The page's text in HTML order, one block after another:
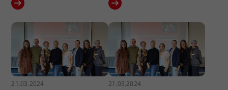
21.03.2024 21.03.2024